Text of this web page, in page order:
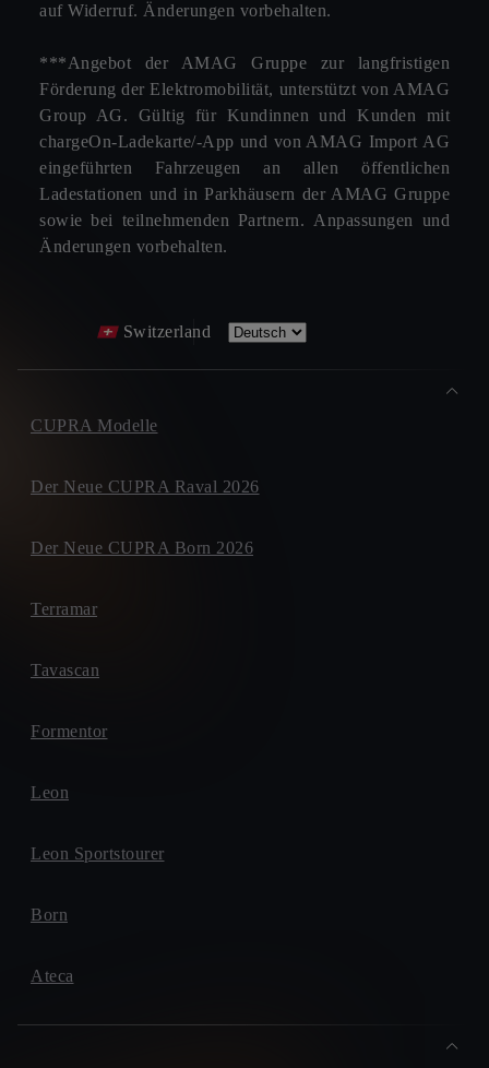
auf Widerruf. Änderungen vorbehalten.
***Angebot der AMAG Gruppe zur langfristigen
Förderung der Elektromobilität, unterstützt von AMAG
Group AG. Gültig für Kundinnen und Kunden mit
chargeOn-Ladekarte/-App und von AMAG Import AG
eingeführten Fahrzeugen an allen öffentlichen
Ladestationen und in Parkhäusern der AMAG Gruppe
sowie bei teilnehmenden Partnern. Anpassungen und
Änderungen vorbehalten.
Switzerland
CUPRA Modelle
Der Neue CUPRA Raval 2026
Der Neue CUPRA Born 2026
Terramar
Tavascan
Formentor
Leon
Leon Sportstourer
Born
Ateca